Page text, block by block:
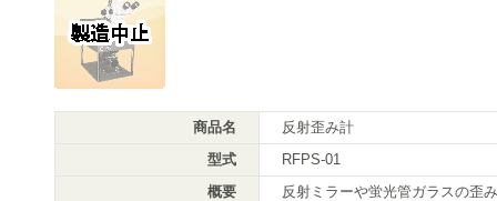
商品名
反射歪み計
型式
RFPS-01
概要
反射ミラーや蛍光管ガラスの歪